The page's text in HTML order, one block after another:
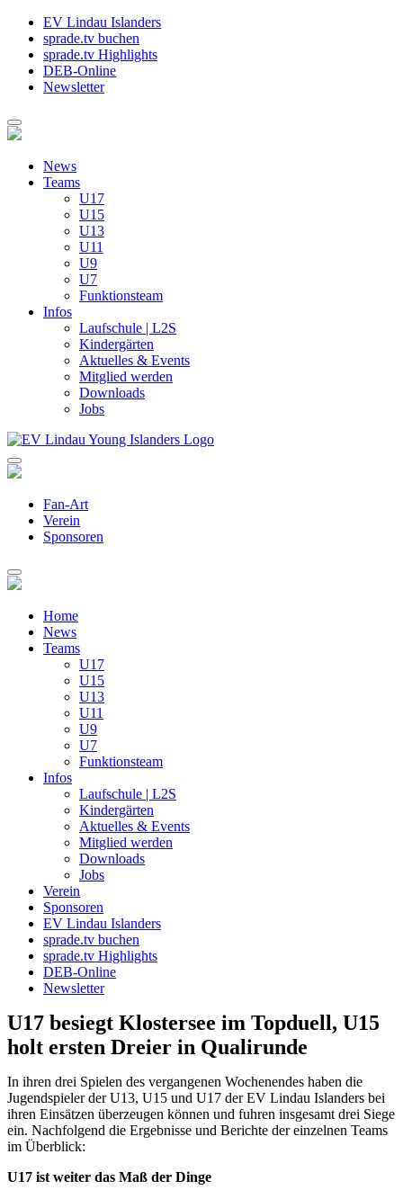
EV Lindau Islanders
sprade.tv buchen
sprade.tv Highlights
DEB-Online
Newsletter
News
Teams
U17
U15
U13
U11
U9
U7
Funktionsteam
Infos
Laufschule | L2S
Kindergärten
Aktuelles & Events
Mitglied werden
Downloads
Jobs
Fan-Art
Verein
Sponsoren
Home
News
Teams
U17
U15
U13
U11
U9
U7
Funktionsteam
Infos
Laufschule | L2S
Kindergärten
Aktuelles & Events
Mitglied werden
Downloads
Jobs
Verein
Sponsoren
EV Lindau Islanders
sprade.tv buchen
sprade.tv Highlights
DEB-Online
Newsletter
U17 besiegt Klostersee im Topduell, U15
holt ersten Dreier in Qualirunde
In ihren drei Spielen des vergangenen Wochenendes haben die
Jugendspieler der U13, U15 und U17 der EV Lindau Islanders bei
ihren Einsätzen überzeugen können und fuhren insgesamt drei Siege
ein. Nachfolgend die Ergebnisse und Berichte der einzelnen Teams
im Überblick:
U17 ist weiter das Maß der Dinge